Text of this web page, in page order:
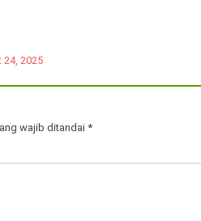
24, 2025
wajib ditandai *